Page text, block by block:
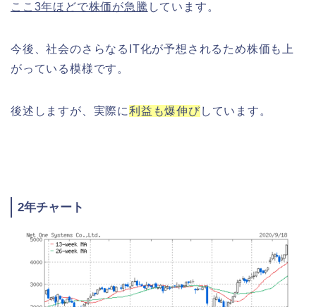
ここ3年ほどで株価が急騰 しています。
今後、社会のさらなるIT化が予想されるため株価も上
がっている模様です。
後述しますが、実際に利益も爆伸び しています。
2年チャート